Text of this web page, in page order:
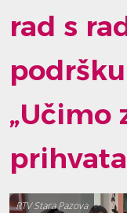
rad s
„Učimo
RTV Stara Pazova